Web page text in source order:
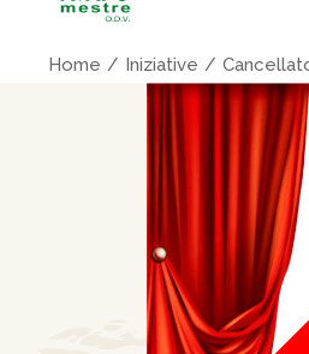
Home Iniziative